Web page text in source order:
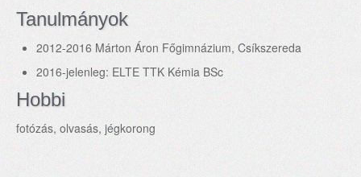
Tanulmányok
2012-2016 Márton Áron Főgimnázium, Csíkszereda
2016-jelenleg: ELTE TTK Kémia BSc
Hobbi
fotózás, olvasás, jégkorong